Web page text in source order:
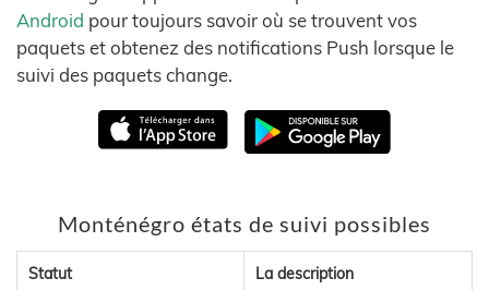
Android pour toujours savoir où se trouvent vos
paquets et obtenez des notifications Push lorsque le
suivi des paquets change.
Monténégro états de suivi possibles
Statut La description